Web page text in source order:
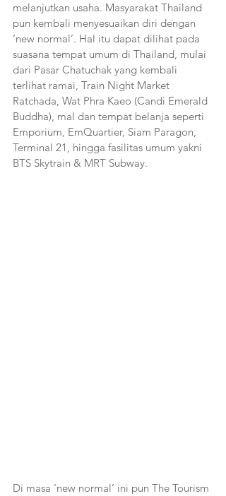
melanjutkan usaha. Masyarakat Thailand
pun kembali menyesuaikan diri dengan
‘new normal’. Hal itu dapat dilihat pada
suasana tempat umum di Thailand, mulai
dari Pasar Chatuchak yang kembali
terlihat ramai, Train Night Market
Ratchada, Wat Phra Kaeo (Candi Emerald
Buddha), mal dan tempat belanja seperti
Emporium, EmQuartier, Siam Paragon,
Terminal 21, hingga fasilitas umum yakni
BTS Skytrain & MRT Subway.
Di masa ‘new normal’ ini pun The Tourism